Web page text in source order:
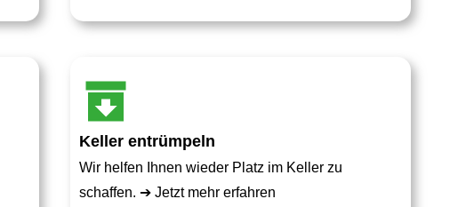
Keller entrümpeln
Wir helfen Ihnen wieder Platz im Keller zu
schaffen. ➔ Jetzt mehr erfahren